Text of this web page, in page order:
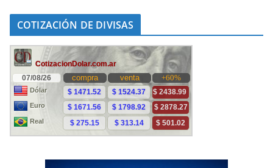
COTIZACIÓN DE DIVISAS